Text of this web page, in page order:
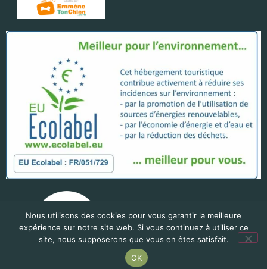
Nous utilisons des cookies pour vous garantir la meilleure
expérience sur notre site web. Si vous continuez à utiliser ce
site, nous supposerons que vous en êtes satisfait.
OK